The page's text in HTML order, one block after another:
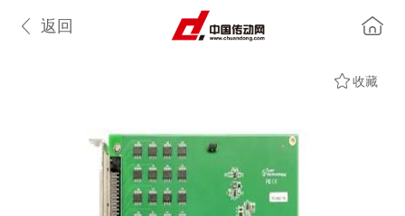
返回
收藏